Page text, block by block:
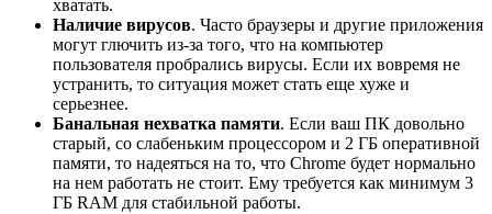
хватать.
Наличие вирусов. Часто браузеры и другие приложения
могут глючить из-за того, что на компьютер
пользователя пробрались вирусы. Если их вовремя не
устранить, то ситуация может стать еще хуже и
серьезнее.
Банальная нехватка памяти. Если ваш ПК довольно
старый, со слабеньким процессором и 2 ГБ оперативной
памяти, то надеяться на то, что Chrome будет нормально
на нем работать не стоит. Ему требуется как минимум 3
ГБ RAM для стабильной работы.